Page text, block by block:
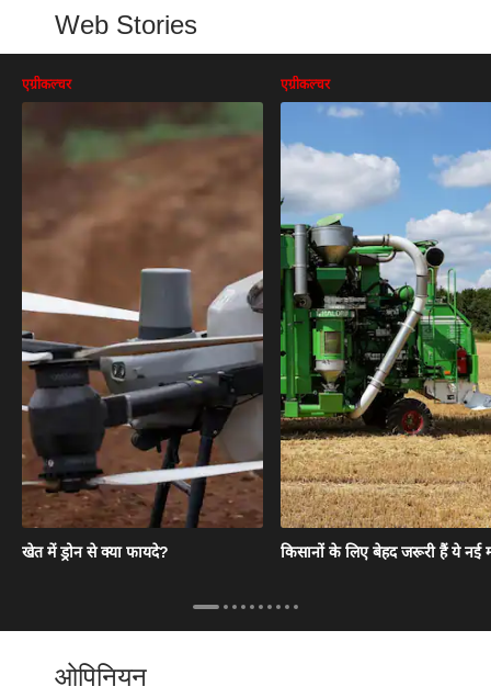
Web Stories
एग्रीकल्चर
खेत में ड्रोन से क्या फायदे?
एग्रीकल्चर
किसानों के लिए बेहद जरूरी हैं ये नई
ओपिनियन